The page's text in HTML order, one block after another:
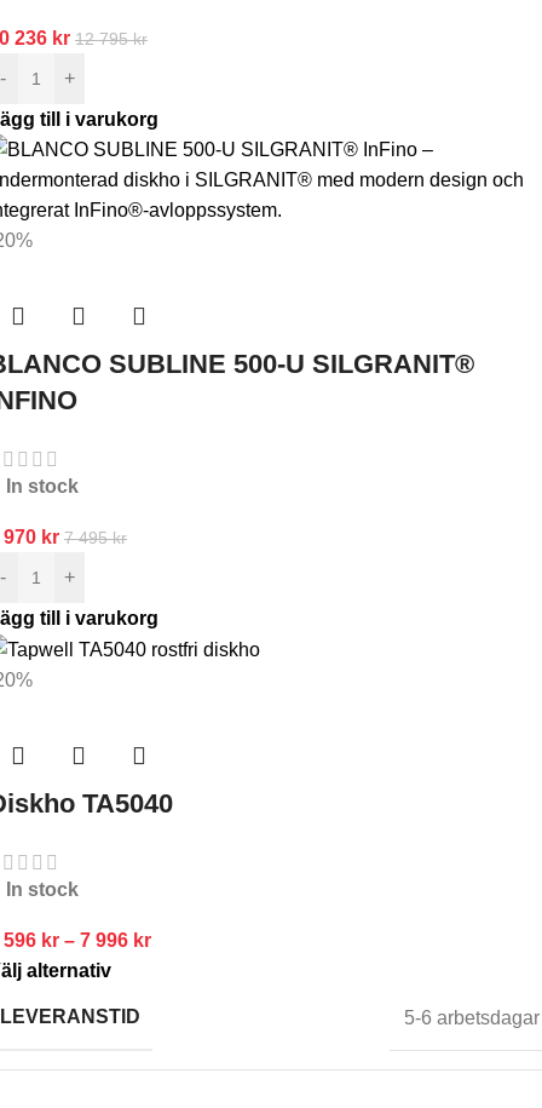
236 kr 12 795kr
-
+
till i varukorg
SUBLINE 500-U SILGRANIT®
In stock
970 kr 7 495kr
-
+
till i varukorg
TA5040
In stock
596 kr – 7 996 kr
alternativ
LEVERANSTID 5-6 arbetsdagar